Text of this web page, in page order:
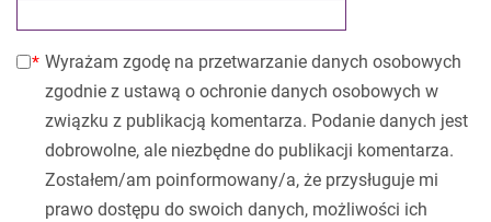
Wyrażam zgodę na przetwarzanie danych osobowych
zgodnie z ustawą o ochronie danych osobowych w
związku z publikacją komentarza. Podanie danych jest
dobrowolne, ale niezbędne do publikacji komentarza.
Zostałem/am poinformowany/a, że przysługuje mi
prawo dostępu do swoich danych, możliwości ich